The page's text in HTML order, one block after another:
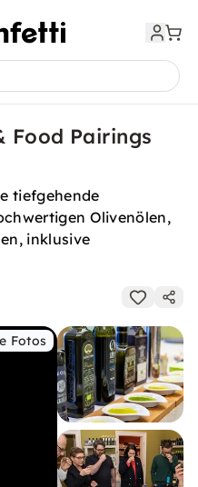
Food Pairings
tiefgehende
Olivenölen,
inklusive
Fotos